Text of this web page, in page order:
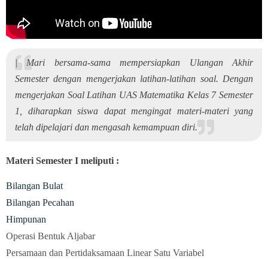
|Mari bersama-sama mempersiapkan Ulangan Akhir
Semester dengan mengerjakan latihan-latihan soal. Dengan
mengerjakan Soal Latihan UAS Matematika Kelas 7 Semester
1, diharapkan siswa dapat mengingat materi-materi yang
telah dipelajari dan mengasah kemampuan diri.
Materi Semester I meliputi :
Bilangan Bulat
Bilangan Pecahan
Himpunan
Operasi Bentuk Aljabar
Persamaan dan Pertidaksamaan Linear Satu Variabel